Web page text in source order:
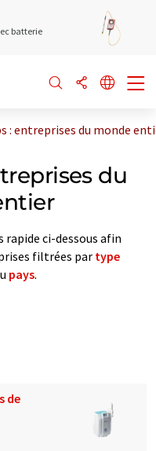
batterie
: entreprises du monde
du
rapide ci-dessous afin
filtrées partype
pays.
de